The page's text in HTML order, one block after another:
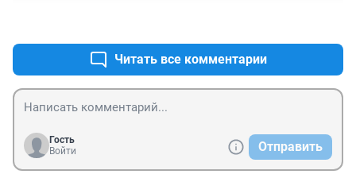
Читать все комментарии
Гость
Войти
Отправить